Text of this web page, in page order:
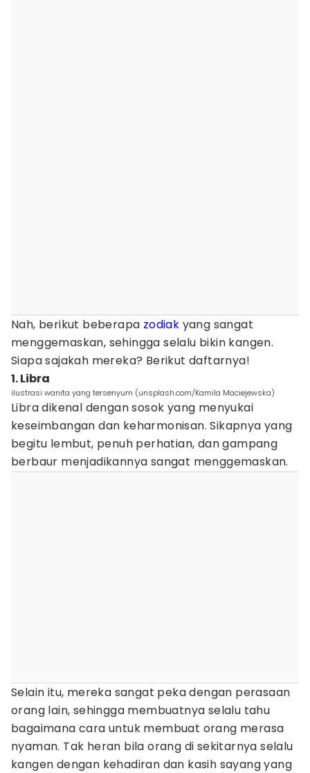
Nah, berikut beberapa zodiak yang sangat
menggemaskan, sehingga selalu bikin kangen.
Siapa sajakah mereka? Berikut daftarnya!
1. Libra
ilustrasi wanita yang tersenyum (unsplash.com/Kamila Maciejewska)
Libra dikenal dengan sosok yang menyukai
keseimbangan dan keharmonisan. Sikapnya yang
begitu lembut, penuh perhatian, dan gampang
berbaur menjadikannya sangat menggemaskan.
Selain itu, mereka sangat peka dengan perasaan
orang lain, sehingga membuatnya selalu tahu
bagaimana cara untuk membuat orang merasa
nyaman. Tak heran bila orang di sekitarnya selalu
kangen dengan kehadiran dan kasih sayang yang